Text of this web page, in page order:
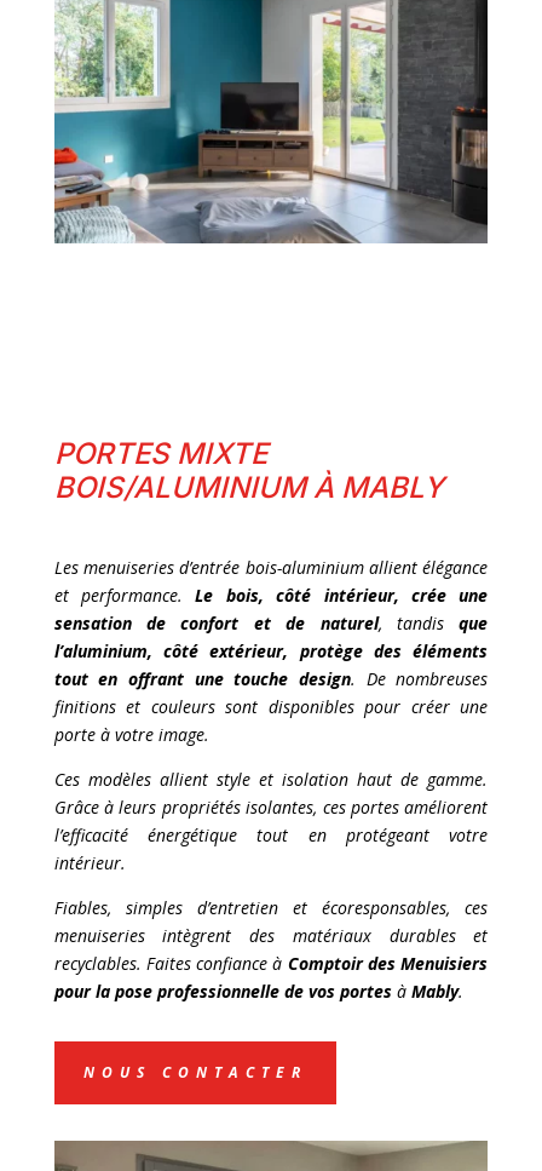
PORTES MIXTE
BOIS/ALUMINIUM À MABLY
Les menuiseries d’entrée bois-aluminium allient élégance
et performance.Le bois, côté intérieur, crée une
sensation de confort et de naturel, tandisque
l’aluminium, côté extérieur, protège des éléments
tout en offrant une touche design. De nombreuses
finitions et couleurs sont disponibles pour créer une
porte à votre image.
Ces modèles allient style et isolation haut de gamme.
Grâce à leurs propriétés isolantes, ces portes améliorent
l’efficacité énergétique tout en protégeant votre
intérieur.
Fiables, simples d’entretien et écoresponsables, ces
menuiseries intègrent des matériaux durables et
recyclables. Faites confiance à Comptoir des Menuisiers
pour la pose professionnelle de vos portesà Mably.
NOUS CONTACTER